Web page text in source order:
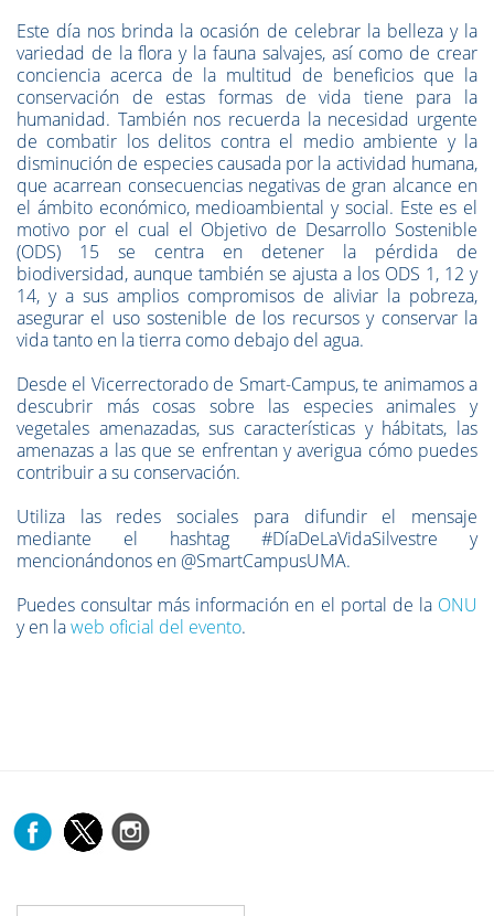
Este día nos brinda la ocasión de celebrar la belleza y la
variedad de la flora y la fauna salvajes, así como de crear
conciencia acerca de la multitud de beneficios que la
conservación de estas formas de vida tiene para la
humanidad. También nos recuerda la necesidad urgente
de combatir los delitos contra el medio ambiente y la
disminución de especies causada por la actividad humana,
que acarrean consecuencias negativas de gran alcance en
el ámbito económico, medioambiental y social. Este es el
motivo por el cual el Objetivo de Desarrollo Sostenible
(ODS) 15 se centra en detener la pérdida de
biodiversidad, aunque también se ajusta a los ODS 1, 12 y
14, y a sus amplios compromisos de aliviar la pobreza,
asegurar el uso sostenible de los recursos y conservar la
vida tanto en la tierra como debajo del agua.
Desde el Vicerrectorado de Smart-Campus, te animamos a
descubrir más cosas sobre las especies animales y
vegetales amenazadas, sus características y hábitats, las
amenazas a las que se enfrentan y averigua cómo puedes
contribuir a su conservación.
Utiliza las redes sociales para difundir el mensaje
mediante el hashtag #DíaDeLaVidaSilvestre y
mencionándonos en @SmartCampusUMA.
Puedes consultar más información en el portal de la ONU
y en laweb oficial del evento.